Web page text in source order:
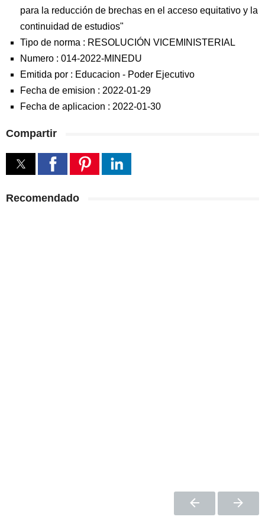
para la reducción de brechas en el acceso equitativo y la
continuidad de estudios"
Tipo de norma : RESOLUCIÓN VICEMINISTERIAL
Numero : 014-2022-MINEDU
Emitida por : Educacion - Poder Ejecutivo
Fecha de emision : 2022-01-29
Fecha de aplicacion : 2022-01-30
Compartir
Recomendado